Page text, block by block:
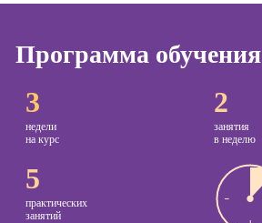
Программа обучения
3
недели
на курс
2
занятия
в неделю
5
практических
занятий